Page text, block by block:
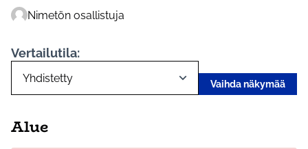
Nimetön osallistuja
Vertailutila:
Vaihda näkymää
Alue